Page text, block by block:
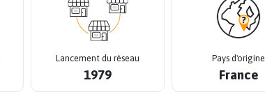
Lancement du réseau
1979
Pays d'origine
France